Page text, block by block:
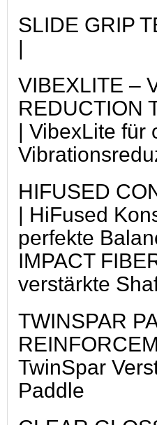
SLIDE GRIP
|
VIBEXLITE –
REDUCTION
| VibexLite für
HIFUSED
| HiFused
perfekte
IMPACT
verstärkte
TWINSPAR
TwinSpar
Paddle